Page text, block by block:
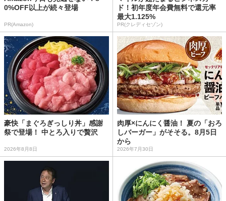
0%OFF以上が続々登場
PR(Amazon)
ド！初年度年会費無料で還元率
最大1.125%
PR(クレディセゾン)
豪快「まぐろぎっしり丼」感謝
祭で登場！ 中とろ入りで贅沢
2026年8月8日
肉厚×にんにく醤油！ 夏の「おろ
しバーガー」がそそる。8月5日
から
2026年7月30日